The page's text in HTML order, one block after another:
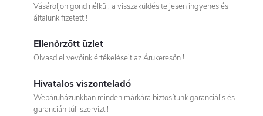
Vásároljon gond nélkül, a visszaküldés teljesen ingyenes és
általunk fizetett !
Ellenőrzött üzlet
Olvasd el vevőink értékeléseit az Árukeresőn !
Hivatalos viszonteladó
Webáruházunkban minden márkára biztosítunk garanciális és
garancián túli szervizt !